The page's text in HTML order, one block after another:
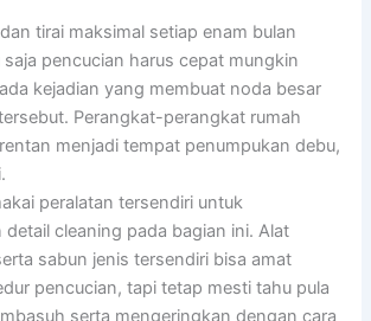
tirai maksimal setiap enam bulan
saja pencucian harus cepat mungkin
kejadian yang membuat noda besar
Perangkat-perangkat rumah
menjadi tempat penumpukan debu,
peralatan tersendiri untuk
detail cleaning pada bagian ini. Alat
sabun jenis tersendiri bisa amat
pencucian, tapi tetap mesti tahu pula
serta mengeringkan dengan cara